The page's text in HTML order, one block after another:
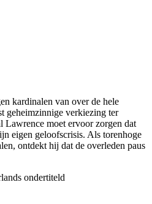
kardinalen van over de hele
geheimzinnige verkiezing ter
Lawrence moet ervoor zorgen dat
eigen geloofscrisis. Als torenhoge
ontdekt hij dat de overleden paus
ondertiteld